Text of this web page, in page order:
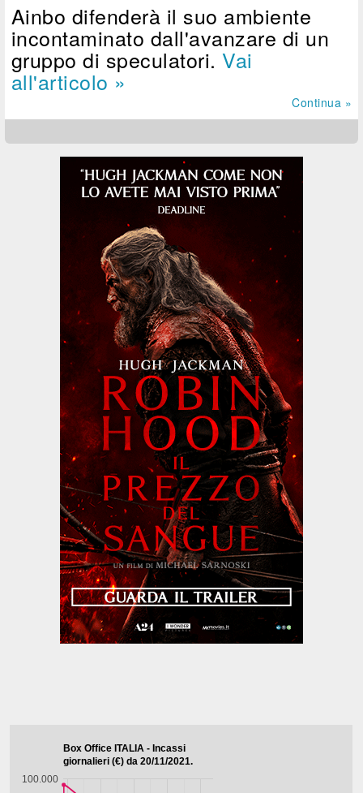
Ainbo difenderà il suo ambiente
incontaminato dall'avanzare di un
gruppo di speculatori.Vai
all'articolo »
Continua »